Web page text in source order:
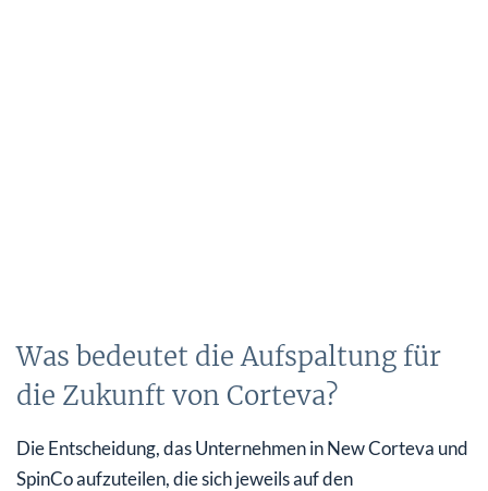
Was bedeutet die Aufspaltung für
die Zukunft von Corteva?
Die Entscheidung, das Unternehmen in New Corteva und
SpinCo aufzuteilen, die sich jeweils auf den